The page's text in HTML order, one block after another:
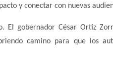
y conectar con nuevas
El gobernador César Ortiz
camino para que los